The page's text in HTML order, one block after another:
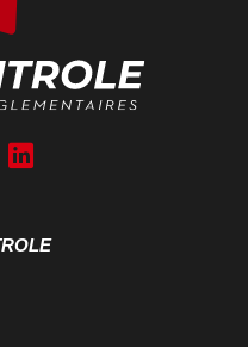
A
f
r